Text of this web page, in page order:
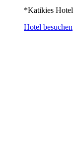
*Katikies Hotel
Hotel besuchen